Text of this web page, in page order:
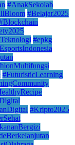
#AnakSekolah
#Belajar2025
#epkg
#FuturisticLearning
#Kripto2025